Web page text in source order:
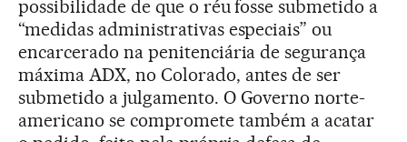
possibilidade de que o réu fosse submetido a
“medidas administrativas especiais” ou
encarcerado na penitenciária de segurança
máxima ADX, no Colorado, antes de ser
submetido a julgamento. O Governo norte-
americano se compromete também a acatar